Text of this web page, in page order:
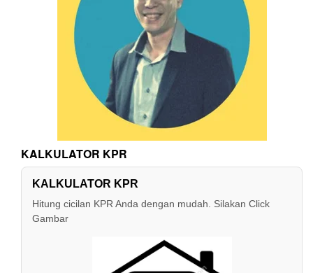
KALKULATOR KPR
KALKULATOR KPR
Hitung cicilan KPR Anda dengan mudah. Silakan Click
Gambar